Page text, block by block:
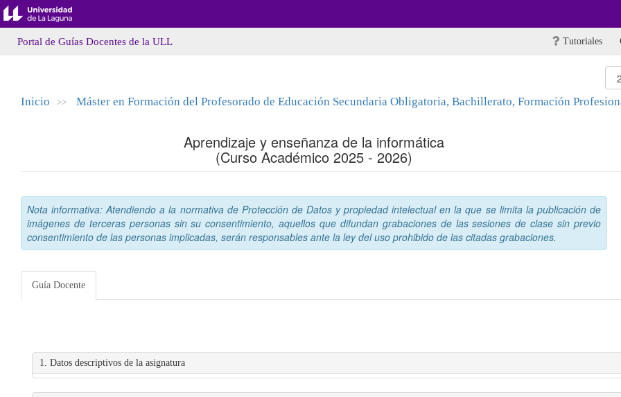
Portal de Guías Docentes de la ULL Tutoriales
Inicio >> Máster en Formación del Profesorado de Educación Secundaria Obligatoria, Bachillerato, Formación
Aprendizaje y enseñanza de la informática
(Curso Académico 2025 - 2026)
Nota informativa: Atendiendo a la normativa de Protección de Datos y propiedad intelectual en la que se limita la publicación de
imágenes de terceras personas sin su consentimiento, aquellos que difundan grabaciones de las sesiones de clase sin previo
consentimiento de las personas implicadas, serán responsables ante la ley del uso prohibido de las citadas grabaciones.
Guía Docente
1. Datos descriptivos de la asignatura